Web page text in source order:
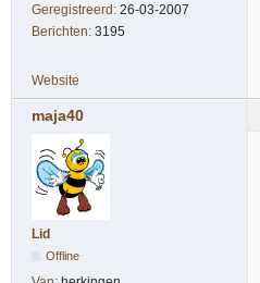
Geregistreerd: 26-03-2007
Berichten: 3195
Website
maja40
Lid
Offline